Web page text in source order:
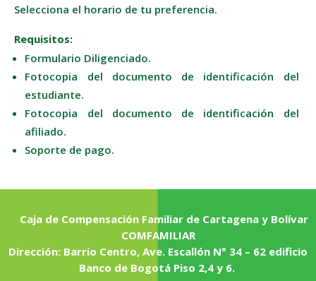
Selecciona el horario de tu preferencia.
Requisitos:
Formulario Diligenciado.
Fotocopia del documento de identificación de­­l
estudiante.
Fotocopia del documento de identificación del
afiliado.
Soporte de pago.
Caja de Compensación Familiar de Cartagena y Bolívar
COMFAMILIAR
Dirección: Barrio Centro, Ave. Escallón N° 34 – 62 edificio
Banco de Bogotá Piso 2,4 y 6.